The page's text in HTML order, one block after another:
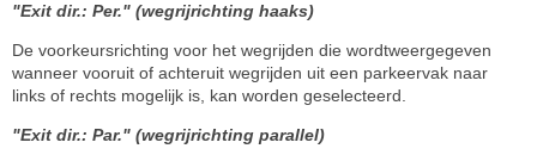
"Exit dir.: Per." (wegrijrichting haaks)
De voorkeursrichting voor het wegrijden die wordtweergegeven
wanneer vooruit of achteruit wegrijden uit een parkeervak naar
links of rechts mogelijk is, kan worden geselecteerd.
"Exit dir.: Par." (wegrijrichting parallel)